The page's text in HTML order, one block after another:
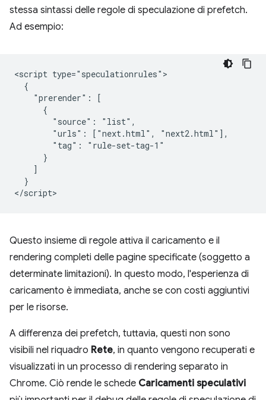
stessa sintassi delle regole di speculazione di prefetch.
Ad esempio:
<script type="speculationrules">
  {
    "prerender": [
      {
        "source": "list",
        "urls": ["next.html", "next2.html"],
        "tag": "rule-set-tag-1"
      }
    ]
  }
Questo insieme di regole attiva il caricamento e il
rendering completi delle pagine specificate (soggetto a
determinate limitazioni). In questo modo, l'esperienza di
caricamento è immediata, anche se con costi aggiuntivi
per le risorse.
A differenza dei prefetch, tuttavia, questi non sono
visibili nel riquadro Rete, in quanto vengono recuperati e
visualizzati in un processo di rendering separato in
Chrome. Ciò rende le schede Caricamenti speculativi